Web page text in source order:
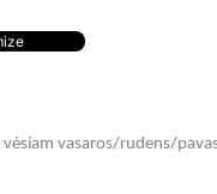
vasaros/rudens/